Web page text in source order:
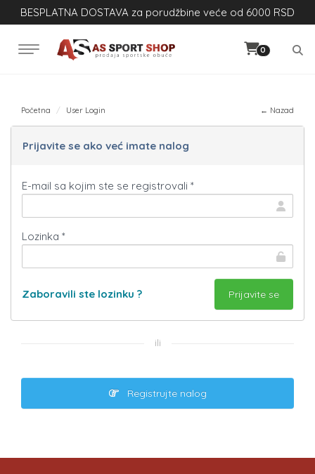
BESPLATNA DOSTAVA za porudžbine veće od 6000 RSD
0
Početna User Login ← Nazad
Prijavite se ako već imate nalog
E-mail sa kojim ste se registrovali *
Lozinka *
Zaboravili ste lozinku ?
ili
Registrujte nalog